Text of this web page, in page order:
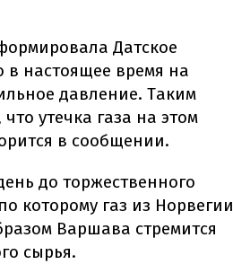
Датское
в настоящее время на
давление. Таким
утечка газа на этом
в сообщении.
до торжественного
которому газ из Норвегии
Варшава стремится
сырья.